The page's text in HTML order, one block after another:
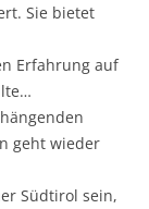
Sie bietet
Erfahrung auf
geht wieder
Südtirol sein,